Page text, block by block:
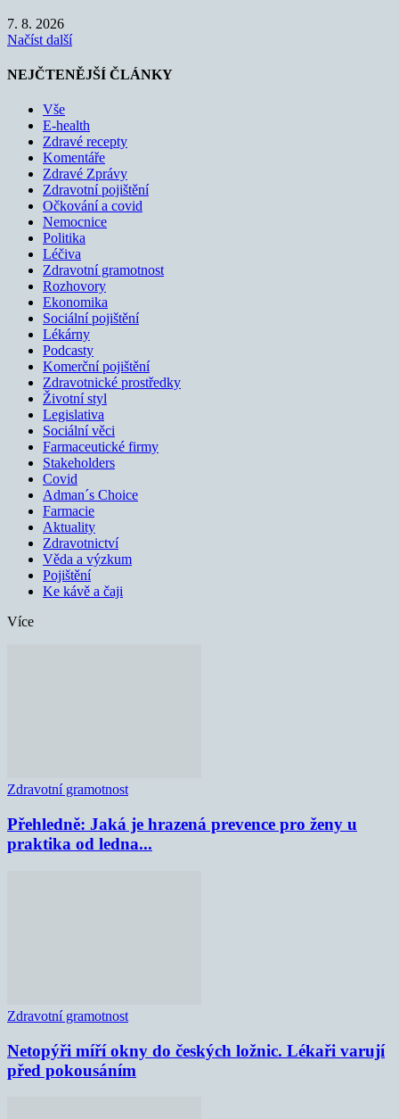
7. 8. 2026
Načíst další
NEJČTENĚJŠÍ ČLÁNKY
Vše
E-health
Zdravé recepty
Komentáře
Zdravé Zprávy
Zdravotní pojištění
Očkování a covid
Nemocnice
Politika
Léčiva
Zdravotní gramotnost
Rozhovory
Ekonomika
Sociální pojištění
Lékárny
Podcasty
Komerční pojištění
Zdravotnické prostředky
Životní styl
Legislativa
Sociální věci
Farmaceutické firmy
Stakeholders
Covid
Adman´s Choice
Farmacie
Aktuality
Zdravotnictví
Věda a výzkum
Pojištění
Ke kávě a čaji
Více
Zdravotní gramotnost
Přehledně: Jaká je hrazená prevence pro ženy u
praktika od ledna...
Zdravotní gramotnost
Netopýři míří okny do českých ložnic. Lékaři varují
před pokousáním